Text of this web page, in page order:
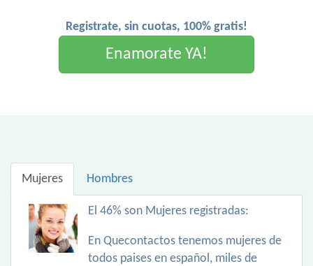
Registrate, sin cuotas, 100% gratis!
Enamorate YA!
Mujeres Hombres
El 46% son Mujeres registradas:
En Quecontactos tenemos mujeres de
todos paises en español, miles de